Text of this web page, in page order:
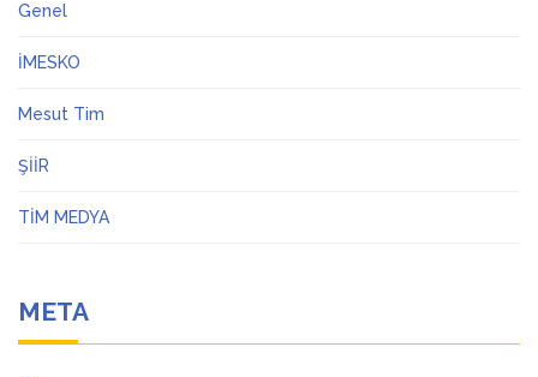
Genel
İMESKO
Mesut Tim
ŞİİR
TİM MEDYA
META